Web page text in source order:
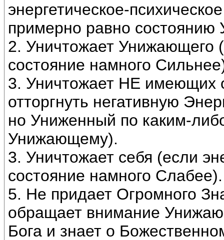
энергетическое-
примерно равно
2. Уничтожает Унижающего
состояние намного
3. Уничтожает НЕ имеющих
отторгнуть негативную
но Униженный по каким-
Унижающему).
3. Уничтожает себя (если
состояние намного Слабее).
5. Не придает Огромного
обращает внимание
Бога и знает о